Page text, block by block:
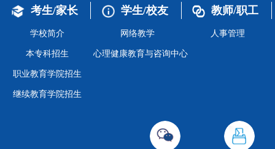
考生/家长
学校简介
本专科招生
职业教育学院招生
继续教育学院招生
学生/校友
网络教学
心理健康教育与咨询中心
教师/职工
人事管理